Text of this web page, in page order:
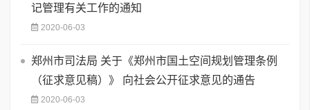
记管理有关工作的通知
2020-06-03
郑州市司法局 关于《郑州市国土空间规划管理条例
（征求意见稿）》 向社会公开征求意见的通告
2020-06-03